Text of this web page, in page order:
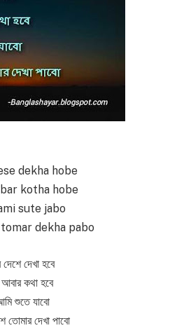
dekha hobe
kotha hobe
sute jabo
dekha pabo
দেখা হবে
আবার কথা হবে
শুতে যাবো
তোমার দেখা পাবো